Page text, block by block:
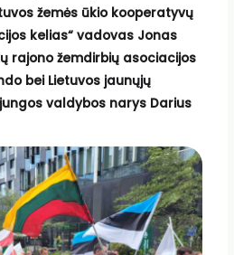
žemės ūkio kooperatyvų
kelias“ vadovas Jonas
rajono žemdirbių asociacijos
bei Lietuvos jaunųjų
valdybos narys Darius